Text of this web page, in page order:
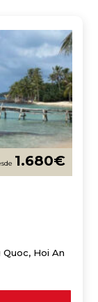
1.680€
Quoc, Hoi An